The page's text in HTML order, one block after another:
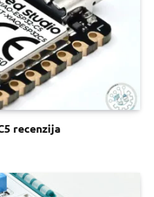
recenzija